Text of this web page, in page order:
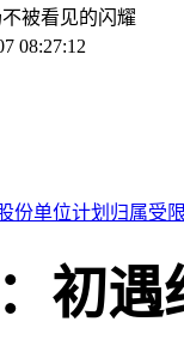
被看见的闪耀
08:27:12
初遇